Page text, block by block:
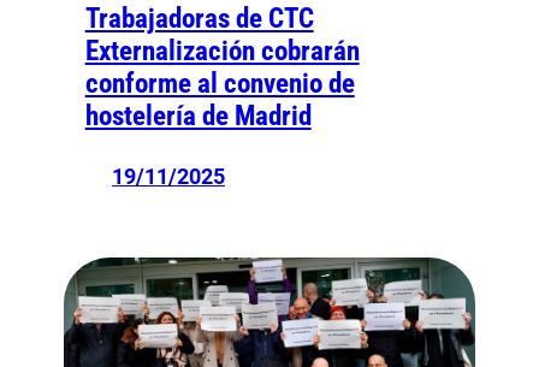
Trabajadoras de CTC
Externalización cobrarán
conforme al convenio de
hostelería de Madrid
19/11/2025